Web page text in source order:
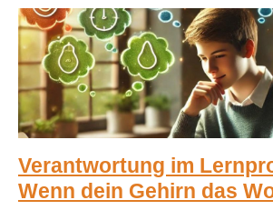
Verantwortung im
Wenn dein Gehirn das